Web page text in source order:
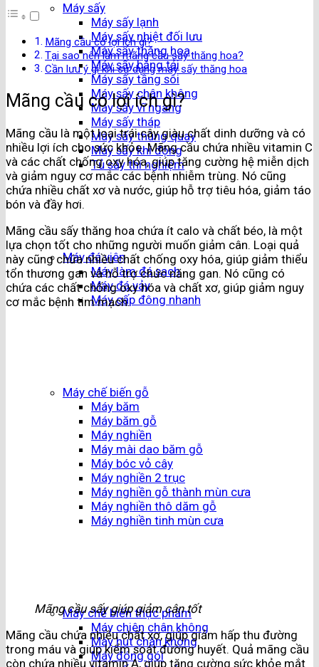
Máy sấy
Máy sấy lạnh
Máy sấy nhiệt đối lưu
Máy sấy thăng hoa
Máy sấy băng tải
Máy sấy tầng sôi
Máy sấy chân không
Máy sấy vĩ ngang
Máy sấy tháp
Máy sấy thùng quay
Máy sấy khí động
Tủ sấy thí nghiệm
Máy đá viên
Máy làm đá sạch
Máy đá vảy
Máy cấp đông nhanh
Máy chế biến gỗ
Máy băm
Máy băm gỗ
Máy nghiền
Máy mài dao băm gỗ
Máy bóc vỏ cây
Máy nghiền 2 trục
Máy nghiền gỗ thành mùn cưa
Máy nghiền thô dăm gỗ
Máy nghiền tinh mùn cưa
Máy chế biến thực phẩm
Máy chiên chân không
Máy hút chân không
Máy đóng gói
Mãng cầu có lợi ích gì?
Tại sao nên làm mãng cầu sấy thăng hoa?
Cần lưu ý gì khi sử dụng máy sấy thăng hoa
Mãng cầu có lợi ích gì?
Mãng cầu là một loại trái cây giàu chất dinh dưỡng và có
nhiều lợi ích cho sức khỏe. Mãng cầu chứa nhiều vitamin C
và các chất chống oxy hóa, giúp tăng cường hệ miễn dịch
và giảm nguy cơ mắc các bệnh nhiễm trùng. Nó cũng
chứa nhiều chất xơ và nước, giúp hỗ trợ tiêu hóa, giảm táo
bón và đầy hơi.
Mãng cầu sấy thăng hoa chứa ít calo và chất béo, là một
lựa chọn tốt cho những người muốn giảm cân. Loại quả
này cũng chứa nhiều chất chống oxy hóa, giúp giảm thiểu
tổn thương gan và hỗ trợ chức năng gan. Nó cũng có
chứa các chất chống oxy hóa và chất xơ, giúp giảm nguy
cơ mắc bệnh tim mạch.
Mãng cầu sấy giúp giảm cân tốt
Mãng cầu chứa nhiều chất xơ, giúp giảm hấp thu đường
trong máu và giúp kiểm soát đường huyết. Quả mãng cầu
còn chứa nhiều vitamin A, giúp tăng cường sức khỏe mắt